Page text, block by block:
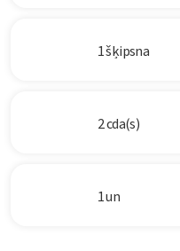
1 šķipsna
2 cda(s)
1 un